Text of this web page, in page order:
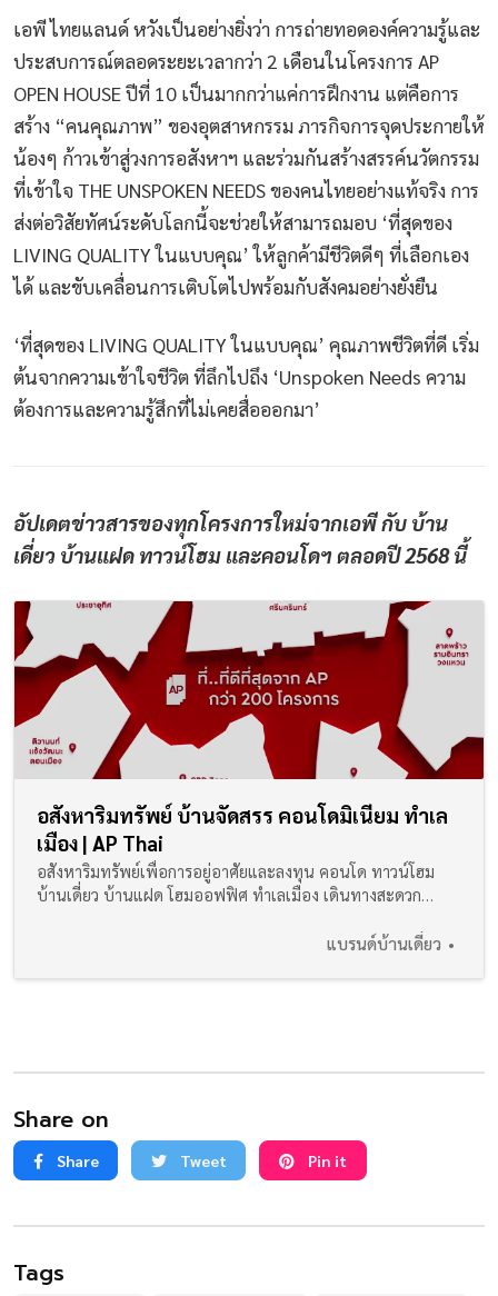
เอพี ไทยแลนด์ หวังเป็นอย่างยิ่งว่า การถ่ายทอดองค์ความรู้และ
ประสบการณ์ตลอดระยะเวลากว่า 2 เดือนในโครงการ AP
OPEN HOUSE ปีที่ 10 เป็นมากกว่าแค่การฝึกงาน แต่คือการ
สร้าง “คนคุณภาพ” ของอุตสาหกรรม ภารกิจการจุดประกายให้
น้องๆ ก้าวเข้าสู่วงการอสังหาฯ และร่วมกันสร้างสรรค์นวัตกรรม
ที่เข้าใจ THE UNSPOKEN NEEDS ของคนไทยอย่างแท้จริง การ
ส่งต่อวิสัยทัศน์ระดับโลกนี้จะช่วยให้สามารถมอบ ‘ที่สุดของ
LIVING QUALITY ในแบบคุณ’ ให้ลูกค้ามีชีวิตดีๆ ที่เลือกเอง
ได้ และขับเคลื่อนการเติบโตไปพร้อมกับสังคมอย่างยั่งยืน
‘ที่สุดของ LIVING QUALITY ในแบบคุณ’ คุณภาพชีวิตที่ดี เริ่ม
ต้นจากความเข้าใจชีวิต ที่ลึกไปถึง ‘Unspoken Needs ความ
ต้องการและความรู้สึกที่ไม่เคยสื่อออกมา’
อัปเดตข่าวสารของทุกโครงการใหม่จากเอพี กับ บ้าน
เดี่ยว บ้านแฝด ทาวน์โฮม และคอนโดฯ ตลอดปี 2568 นี้
อสังหาริมทรัพย์ บ้านจัดสรร คอนโดมิเนียม ทำเล
เมือง | AP Thai
อสังหาริมทรัพย์เพื่อการอยู่อาศัยและลงทุน คอนโด ทาวน์โฮม
บ้านเดี่ยว บ้านแฝด โฮมออฟฟิศ ทำเลเมือง เดินทางสะดวก
แบรนด์บ้านเดี่ยว
Share on
Share Tweet Pin it
Tags